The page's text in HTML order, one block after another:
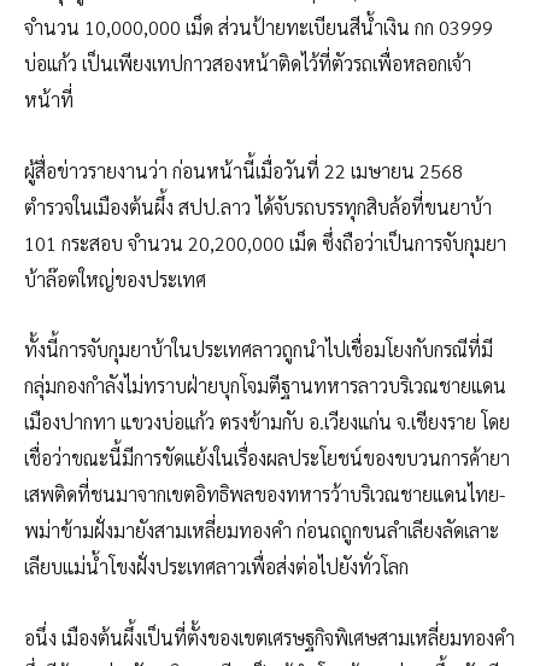
จำนวน 10,000,000 เม็ด ส่วนป้ายทะเบียนสีน้ำเงิน กก 03999
บ่อแก้ว เป็นเพียงเทปกาวสองหน้าติดไว้ที่ตัวรถเพื่อหลอกเจ้า
หน้าที่
ผู้สื่อข่าวรายงานว่า ก่อนหน้านี้เมื่อวันที่ 22 เมษายน 2568
ตำรวจในเมืองต้นผึ้ง สปป.ลาว ได้จับรถบรรทุกสิบล้อที่ขนยาบ้า
101 กระสอบ จำนวน 20,200,000 เม็ด ซึ่งถือว่าเป็นการจับกุมยา
บ้าล๊อตใหญ่ของประเทศ
ทั้งนี้การจับกุมยาบ้าในประเทศลาวถูกนำไปเชื่อมโยงกับกรณีที่มี
กลุ่มกองกำลังไม่ทราบฝ่ายบุกโจมตีฐานทหารลาวบริเวณชายแดน
เมืองปากทา แขวงบ่อแก้ว ตรงข้ามกับ อ.เวียงแก่น จ.เชียงราย โดย
เชื่อว่าขณะนี้มีการขัดแย้งในเรื่องผลประโยชน์ของขบวนการค้ายา
เสพติดที่ชนมาจากเขตอิทธิพลของทหารว้าบริเวณชายแดนไทย-
พม่าข้ามฝั่งมายังสามเหลี่ยมทองคำ ก่อนถถูกขนลำเลียงลัดเลาะ
เลียบแม่น้ำโขงฝั่งประเทศลาวเพื่อส่งต่อไปยังทั่วโลก
อนึ่ง เมืองต้นผึ้งเป็นที่ตั้งของเขตเศรษฐกิจพิเศษสามเหลี่ยมทองคำ